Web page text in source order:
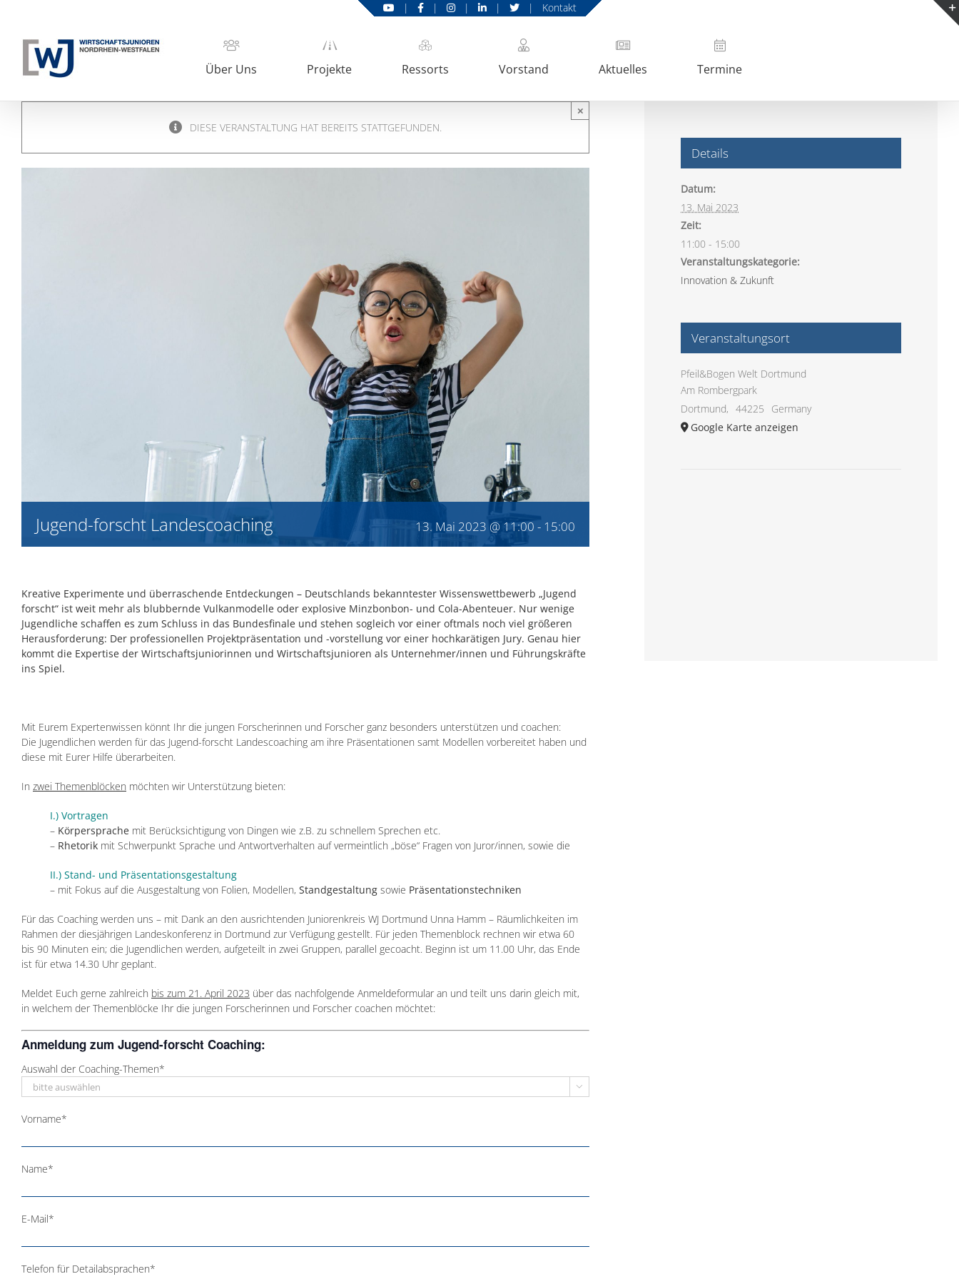
springen
Über Uns Projekte Ressorts Vorstand Aktuelles Termine
| | | | | Kontakt
DIESE VERANSTALTUNG HAT BEREITS STATTGEFUNDEN.
×
Jugend-forscht Landescoaching 13. Mai 2023 @ 11:00 - 15:00
Kreative Experimente und überraschende Entdeckungen – Deutschlands bekanntester Wissenswettbewerb „Jugend
forscht“ ist weit mehr als blubbernde Vulkanmodelle oder explosive Minzbonbon- und Cola-Abenteuer. Nur wenige
Jugendliche schaffen es zum Schluss in das Bundesfinale und stehen sogleich vor einer oftmals noch viel größeren
Herausforderung: Der professionellen Projektpräsentation und -vorstellung vor einer hochkarätigen Jury. Genau hier
kommt die Expertise der Wirtschaftsjuniorinnen und Wirtschaftsjunioren als Unternehmer/innen und Führungskräfte
ins Spiel.
Mit Eurem Expertenwissen könnt Ihr die jungen Forscherinnen und Forscher ganz besonders unterstützen und coachen:
Die Jugendlichen werden für das Jugend-forscht Landescoaching am ihre Präsentationen samt Modellen vorbereitet haben und
diese mit Eurer Hilfe überarbeiten.
In zwei Themenblöcken möchten wir Unterstützung bieten:
I.) Vortragen
– Körpersprache mit Berücksichtigung von Dingen wie z.B. zu schnellem Sprechen etc.
– Rhetorik mit Schwerpunkt Sprache und Antwortverhalten auf vermeintlich „böse“ Fragen von Juror/innen, sowie die
II.) Stand- und Präsentationsgestaltung
– mit Fokus auf die Ausgestaltung von Folien, Modellen, Standgestaltung sowie Präsentationstechniken
Für das Coaching werden uns – mit Dank an den ausrichtenden Juniorenkreis WJ Dortmund Unna Hamm – Räumlichkeiten im
Rahmen der diesjährigen Landeskonferenz in Dortmund zur Verfügung gestellt. Für jeden Themenblock rechnen wir etwa 60
bis 90 Minuten ein; die Jugendlichen werden, aufgeteilt in zwei Gruppen, parallel gecoacht. Beginn ist um 11.00 Uhr, das Ende
ist für etwa 14.30 Uhr geplant.
Meldet Euch gerne zahlreich bis zum 21. April 2023 über das nachfolgende Anmeldeformular an und teilt uns darin gleich mit,
in welchem der Themenblöcke Ihr die jungen Forscherinnen und Forscher coachen möchtet:
Anmeldung zum Jugend-forscht Coaching:
Auswahl der Coaching-Themen*

Vorname*
Name*
E-Mail*
Telefon für Detailabsprachen*
Details
Datum:
13. Mai 2023
Zeit:
11:00 - 15:00
Veranstaltungskategorie:
Innovation & Zukunft
Veranstaltungsort
Pfeil&Bogen Welt Dortmund
Am Rombergpark
Dortmund, 44225
Germany
Google Karte anzeigen